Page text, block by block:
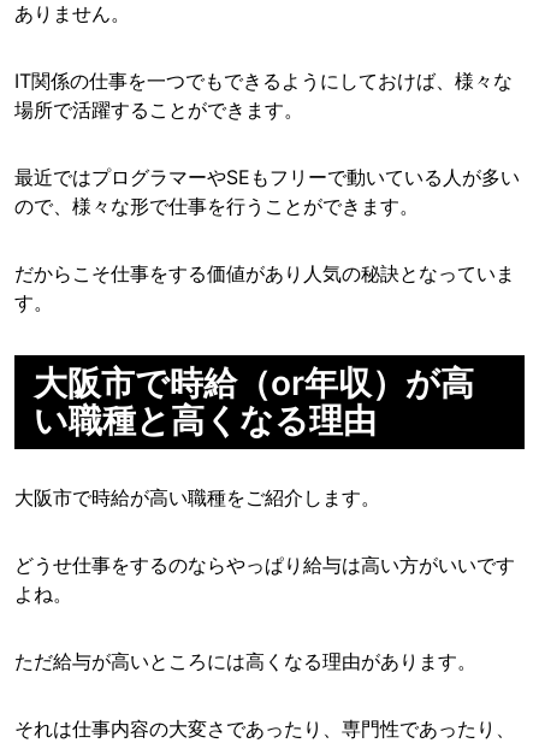
ありません。
IT関係の仕事を一つでもできるようにしておけば、様々な
場所で活躍することができます。
最近ではプログラマーやSEもフリーで動いている人が多い
ので、様々な形で仕事を行うことができます。
だからこそ仕事をする価値があり人気の秘訣となっていま
す。
大阪市で時給（or年収）が高
い職種と高くなる理由
大阪市で時給が高い職種をご紹介します。
どうせ仕事をするのならやっぱり給与は高い方がいいです
よね。
ただ給与が高いところには高くなる理由があります。
それは仕事内容の大変さであったり、専門性であったり、